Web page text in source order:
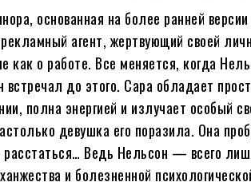
основанная на более ранней
агент, жертвующий своей
как о работе. Все меняется, когда
до этого. Сара обладает
полна энергией и излучает особый
девушка его поразила. Она
Ведь Нельсон — всего
и болезненной